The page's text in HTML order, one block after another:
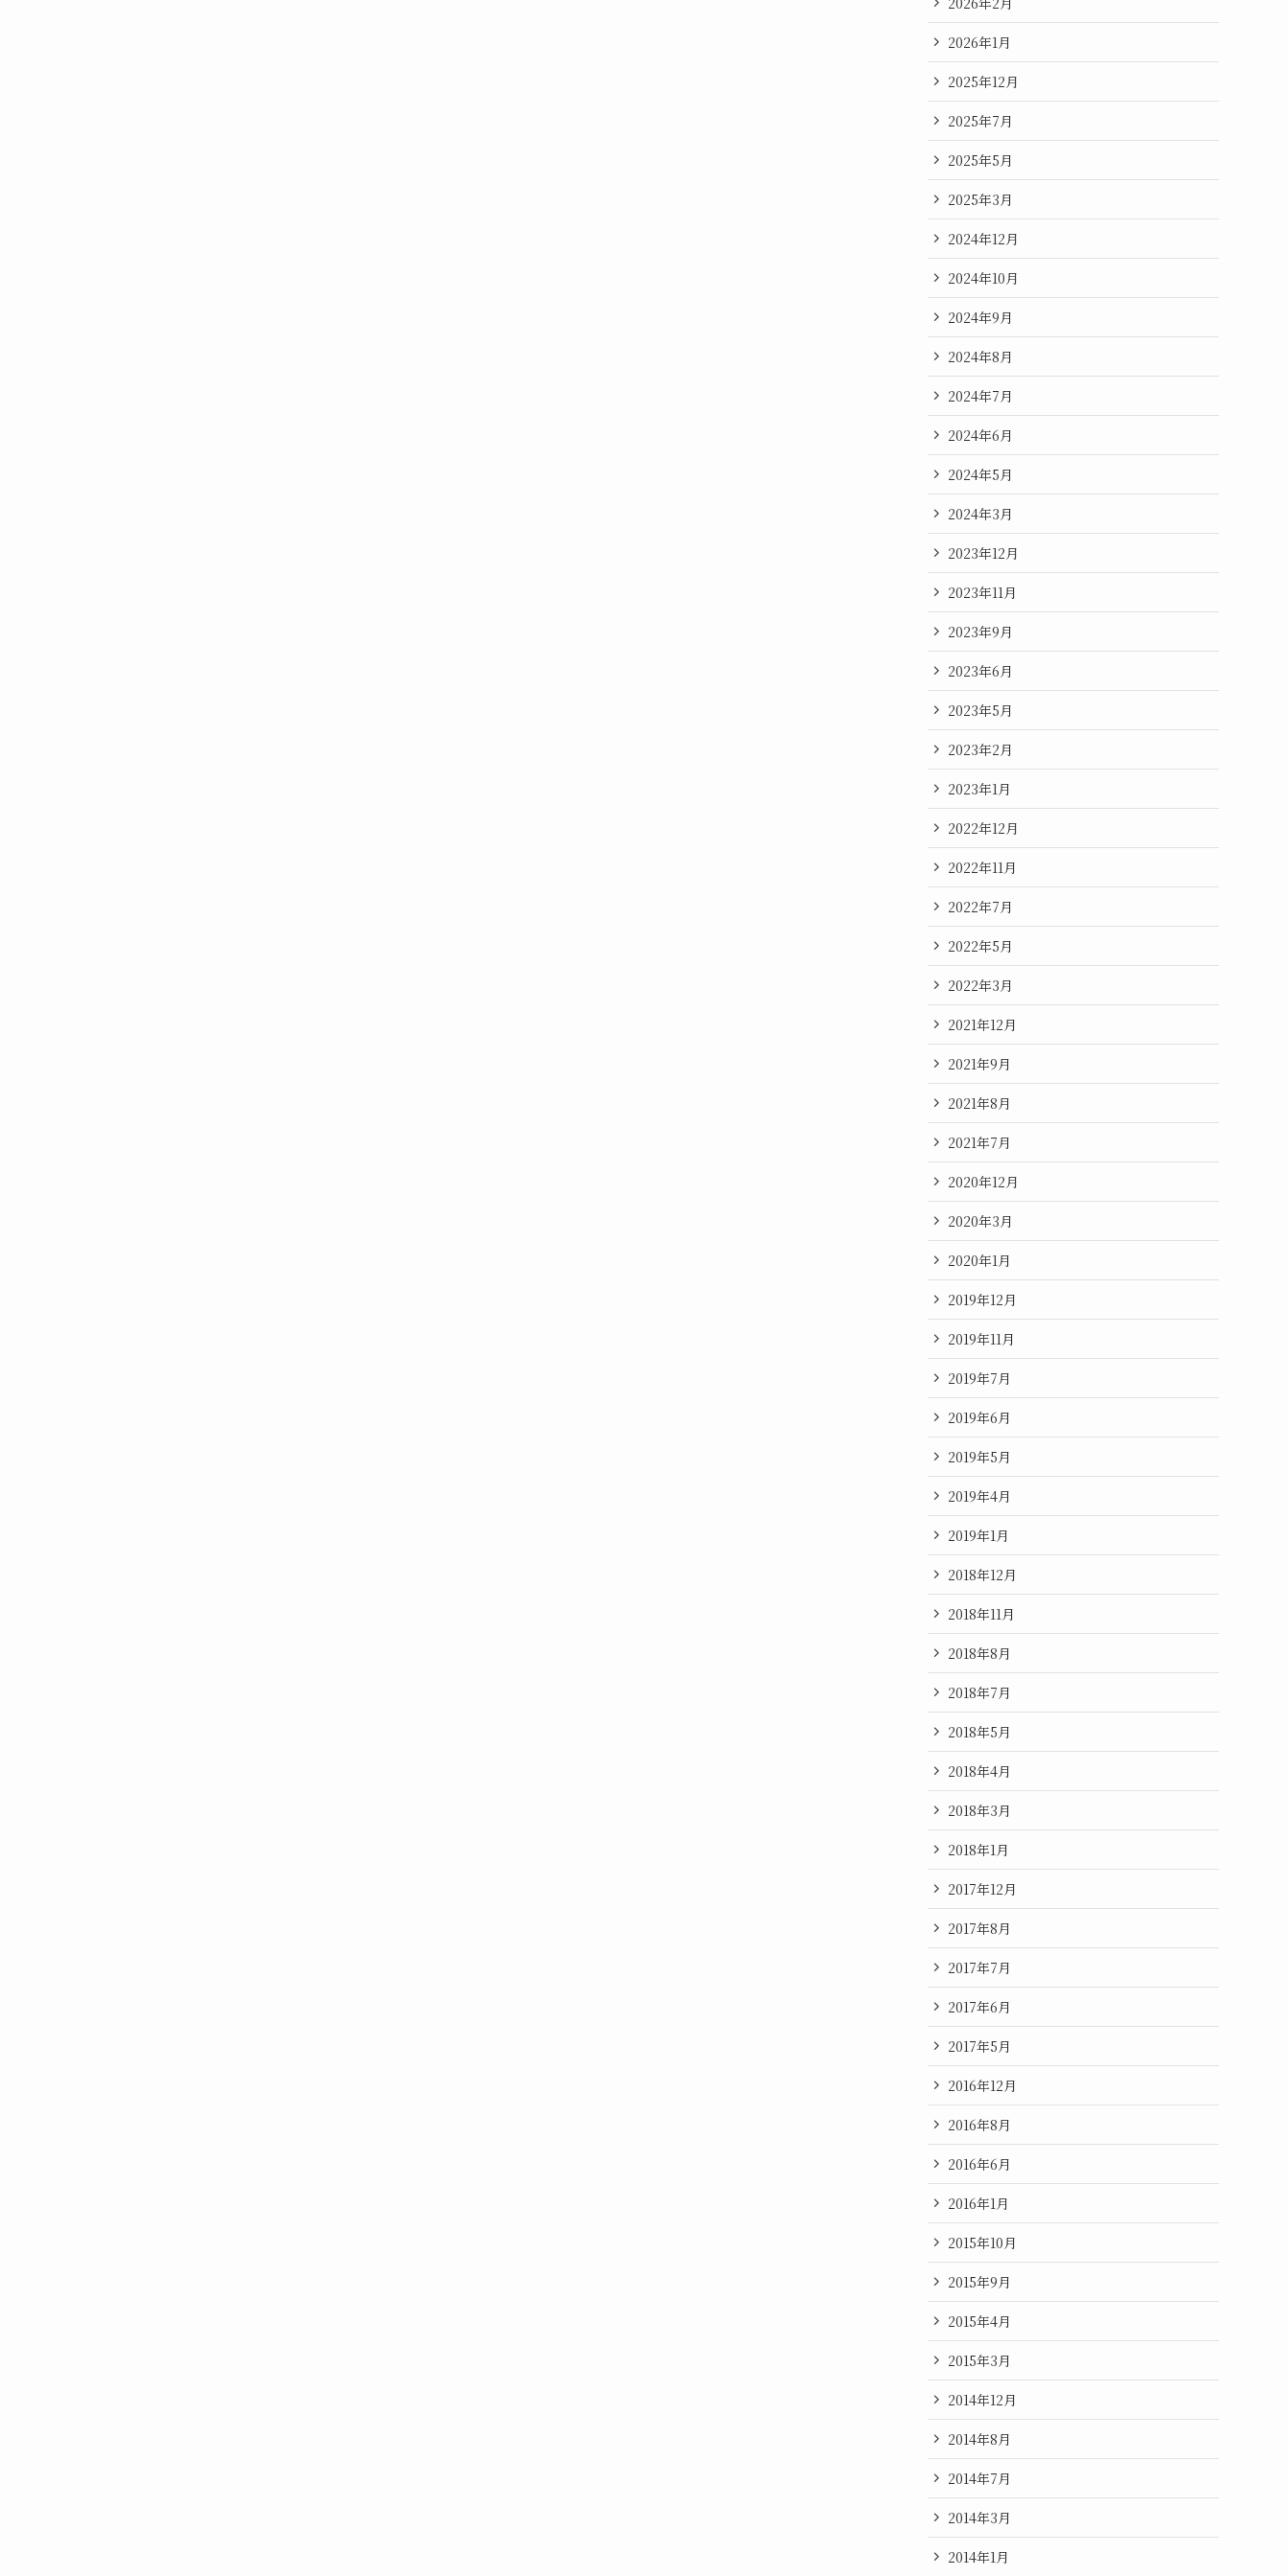
2026年1月
2025年12月
2025年7月
2025年5月
2025年3月
2024年12月
2024年10月
2024年9月
2024年8月
2024年7月
2024年6月
2024年5月
2024年3月
2023年12月
2023年11月
2023年9月
2023年6月
2023年5月
2023年2月
2023年1月
2022年12月
2022年11月
2022年7月
2022年5月
2022年3月
2021年12月
2021年9月
2021年8月
2021年7月
2020年12月
2020年3月
2020年1月
2019年12月
2019年11月
2019年7月
2019年6月
2019年5月
2019年4月
2019年1月
2018年12月
2018年11月
2018年8月
2018年7月
2018年5月
2018年4月
2018年3月
2018年1月
2017年12月
2017年8月
2017年7月
2017年6月
2017年5月
2016年12月
2016年8月
2016年6月
2016年1月
2015年10月
2015年9月
2015年4月
2015年3月
2014年12月
2014年8月
2014年7月
2014年3月
2014年1月